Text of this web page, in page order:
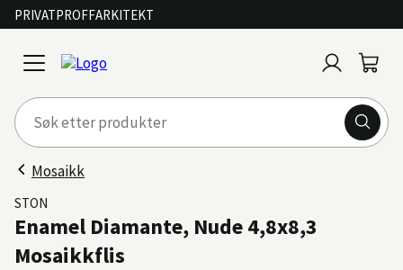
PRIVATPROFFARKITEKT
open
menu
inn
Mosaikk
STON
Enamel Diamante, Nude 4,8x8,3
Mosaikkflis